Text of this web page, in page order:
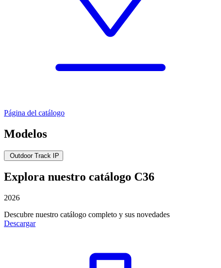
Página del catálogo
Modelos
Outdoor Track IP
Explora nuestro catálogo C36
2026
Descubre nuestro catálogo completo y sus novedades
Descargar